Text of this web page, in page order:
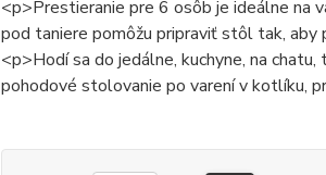
<p>Prestieranie pre 6 osôb je ideálne na
pod taniere pomôžu pripraviť stôl tak,
<p>Hodí sa do jedálne, kuchyne, na
pohodové stolovanie po varení v kotlíku,